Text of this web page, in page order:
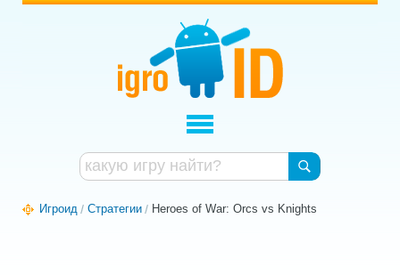
Игроид Стратегии Heroes of War: Orcs vs Knights